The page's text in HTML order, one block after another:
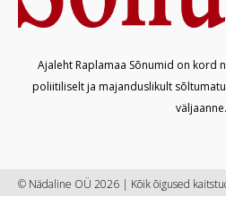
Ajaleht Raplamaa Sõnumid on kord
poliitiliselt ja majanduslikult
väljaanne.
© Nädaline OÜ 2026 | Kõik õigused